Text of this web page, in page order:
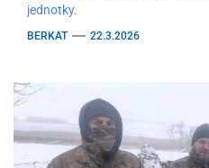
jednotky.
BERKAT 22.3.2026